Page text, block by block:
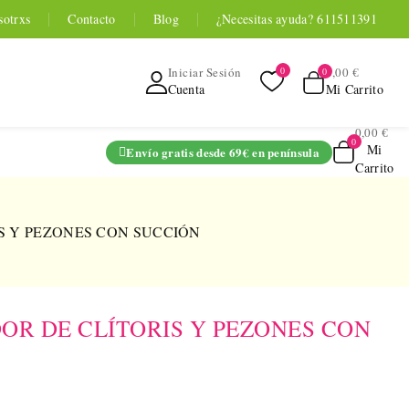
Contacto Blog ¿Necesitas ayuda? 611511391
Cuenta
Iniciar Sesión
Mi Carrito
0,00 €
Envío gratis desde 69€ en península
Mi
Carrito
0,00 €
PEZONES CON SUCCIÓN
DE CLÍTORIS Y PEZONES CON